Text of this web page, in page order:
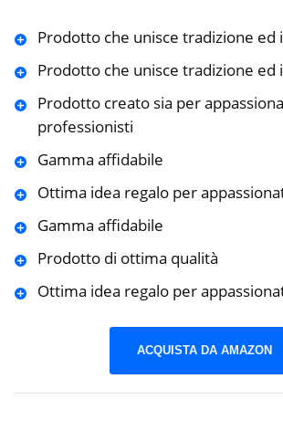
Prodotto che unisce tradizione ed
Prodotto che unisce tradizione ed
Prodotto creato sia per
professionisti
Gamma affidabile
Ottima idea regalo per
Gamma affidabile
Prodotto di ottima qualità
Ottima idea regalo per
ACQUISTA DA AMAZON